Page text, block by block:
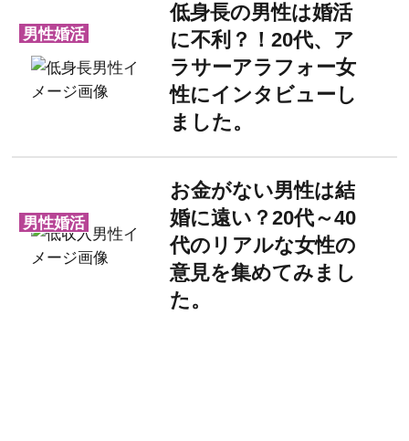
男性婚活
低身長の男性は婚活
に不利？！20代、ア
ラサーアラフォー女
性にインタビューし
ました。
男性婚活
お金がない男性は結
婚に遠い？20代～40
代のリアルな女性の
意見を集めてみまし
た。